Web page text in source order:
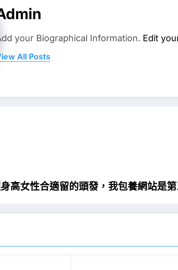
your Biographical Information. Edit
All Posts
高女性合適留的頭發，我包養網站是